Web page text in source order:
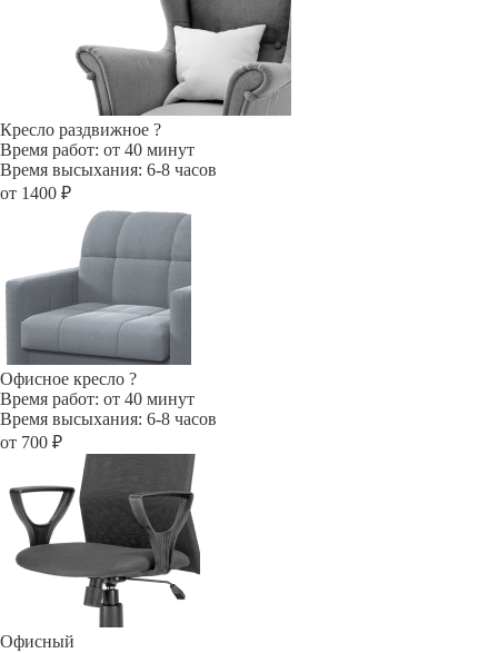
Кресло раздвижное ?
Время работ: от 40 минут
Время высыхания: 6-8 часов
от 1400 ₽
Офисное кресло ?
Время работ: от 40 минут
Время высыхания: 6-8 часов
от 700 ₽
Офисный